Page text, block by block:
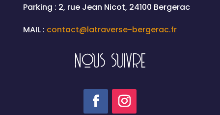
Parking : 2, rue Jean Nicot, 24100 Bergerac
MAIL : contact@latraverse-bergerac.fr
NOUS SUIVRE